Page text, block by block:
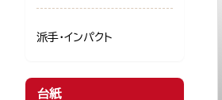
派手・インパクト
台紙